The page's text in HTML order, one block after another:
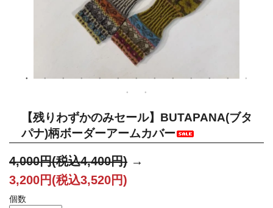
【残りわずかのみセール】BUTAPANA(ブタ
パナ)柄ボーダーアームカバー
4,000円(税込4,400円) →
3,200円(税込3,520円)
個数